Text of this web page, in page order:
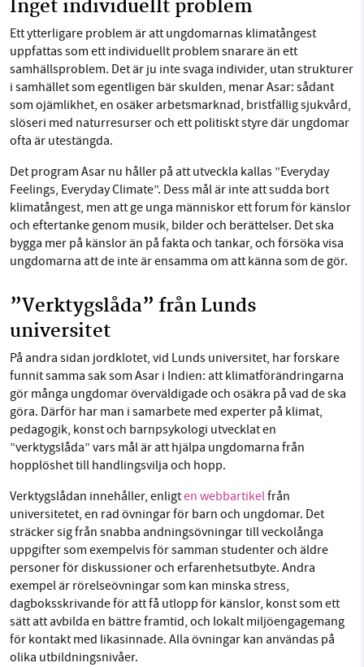
Inget individuellt problem
Ett ytterligare problem är att ungdomarnas klimatångest
uppfattas som ett individuellt problem snarare än ett
samhällsproblem. Det är ju inte svaga individer, utan strukturer
i samhället som egentligen bär skulden, menar Asar: sådant
som ojämlikhet, en osäker arbetsmarknad, bristfällig sjukvård,
slöseri med naturresurser och ett politiskt styre där ungdomar
ofta är utestängda.
Det program Asar nu håller på att utveckla kallas ”Everyday
Feelings, Everyday Climate”. Dess mål är inte att sudda bort
klimatångest, men att ge unga människor ett forum för känslor
och eftertanke genom musik, bilder och berättelser. Det ska
bygga mer på känslor än på fakta och tankar, och försöka visa
ungdomarna att de inte är ensamma om att känna som de gör.
”Verktygslåda” från Lunds
universitet
På andra sidan jordklotet, vid Lunds universitet, har forskare
funnit samma sak som Asar i Indien: att klimatförändringarna
gör många ungdomar överväldigade och osäkra på vad de ska
göra. Därför har man i samarbete med experter på klimat,
pedagogik, konst och barnpsykologi utvecklat en
”verktygslåda” vars mål är att hjälpa ungdomarna från
hopplöshet till handlingsvilja och hopp.
Verktygslådan innehåller, enligten webbartikelfrån
universitetet, en rad övningar för barn och ungdomar. Det
sträcker sig från snabba andningsövningar till veckolånga
uppgifter som exempelvis för samman studenter och äldre
personer för diskussioner och erfarenhetsutbyte. Andra
exempel är rörelseövningar som kan minska stress,
dagboksskrivande för att få utlopp för känslor, konst som ett
sätt att avbilda en bättre framtid, och lokalt miljöengagemang
för kontakt med likasinnade. Alla övningar kan användas på
olika utbildningsnivåer.